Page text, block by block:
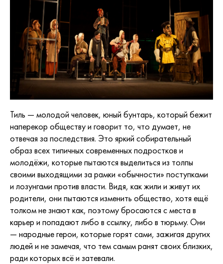
Тиль — молодой человек, юный бунтарь, который бежит
наперекор обществу и говорит то, что думает, не
отвечая за последствия. Это яркий собирательный
образ всех типичных современных подростков и
молодёжи, которые пытаются выделиться из толпы
своими выходящими за рамки «обычности» поступками
и лозунгами против власти. Видя, как жили и живут их
родители, они пытаются изменить общество, хотя ещё
толком не знают как, поэтому бросаются с места в
карьер и попадают либо в ссылку, либо в тюрьму. Они
— народные герои, которые горят сами, зажигая других
людей и не замечая, что тем самым ранят своих близких,
ради которых всё и затевали.